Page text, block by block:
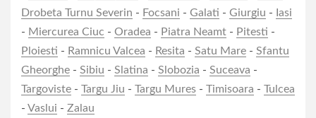
Drobeta Turnu Severin - Focsani - Galati - Giurgiu - Iasi
- Miercurea Ciuc - Oradea - Piatra Neamt - Pitesti -
Ploiesti - Ramnicu Valcea - Resita - Satu Mare - Sfantu
Gheorghe - Sibiu - Slatina - Slobozia - Suceava -
Targoviste - Targu Jiu - Targu Mures - Timisoara - Tulcea
- Vaslui - Zalau